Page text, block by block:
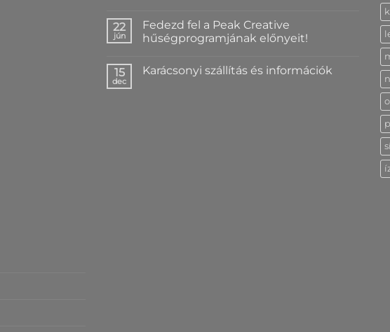
bejegyzéshez
a(z)
Egyedi
kutyanyakörv
névvel
22
jún
Fedezd fel a Peak Creative
hűségprogramjának előnyeit!
a(z)
15
dec
Karácsonyi szállítás és információk